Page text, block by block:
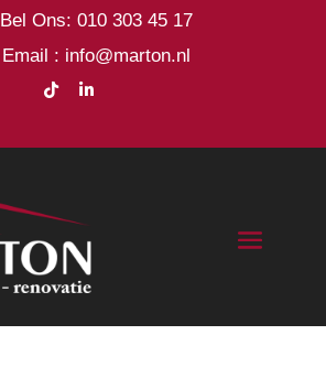
Bel Ons: 010 303 45 17
Email : info@marton.nl
 